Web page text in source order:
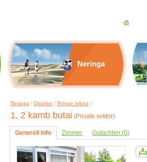
Neringa
Neringa / Quartier / Private sektor /
1, 2 kamb butai (Private sektor)
Generell info Zimmer Gutachten (0)